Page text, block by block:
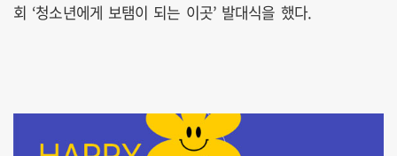
회 ‘청소년에게 보탬이 되는 이곳’ 발대식을 했다.